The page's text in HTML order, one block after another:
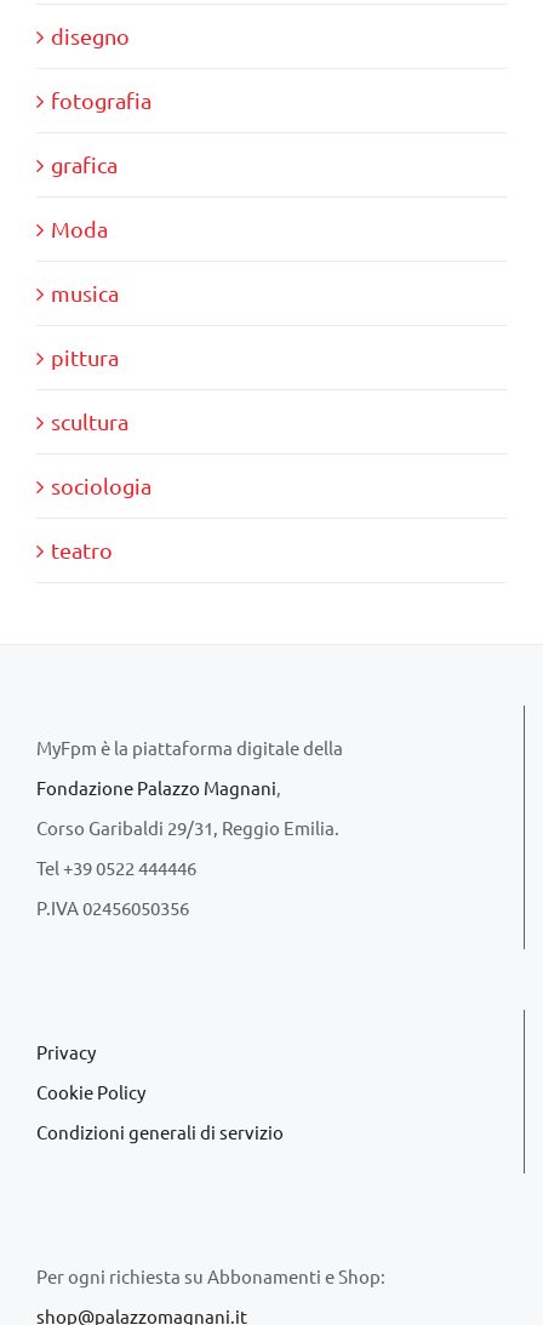
disegno
fotografia
grafica
Moda
musica
pittura
scultura
sociologia
teatro
MyFpm è la piattaforma digitale della
Fondazione Palazzo Magnani
Corso Garibaldi 29/31, Reggio Emilia.
Tel +39 0522 444446
P.IVA 02456050356
Privacy
Cookie Policy
Condizioni generali di servizio
Per ogni richiesta su Abbonamenti e Shop:
shop@palazzomagnani.it